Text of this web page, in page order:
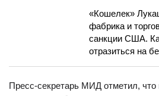
«Кошелек»
фабрика и
санкции США.
отразиться на
Пресс-секретарь МИД отметил, что